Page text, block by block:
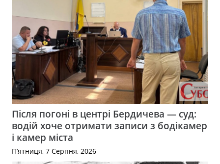
Після погоні в центрі Бердичева — суд:
водій хоче отримати записи з бодікамер
і камер міста
П’ятниця, 7 Серпня, 2026